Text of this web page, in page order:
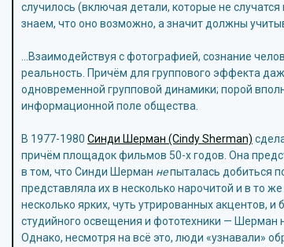
случилось (включая детали, которые не
знаем, что оно возможно, а значит должны
…Взаимодействуя с фотографией, сознание
реальность. Причём для группового эффекта
одновременной групповой динамики; порой
информационной поле общества.
В 1977-1980 Синди Шерман (Cindy Sherman)
причём площадок фильмов 50-х годов. Она
в том, что Синди Шерман непыталась добиться
представляла их в несколько нарочитой и в то
несколько ярких, чуть утрированных акцентов,
студийного освещения и фототехники — Шерман
Однако, несмотря на всё это, люди «узнавали»